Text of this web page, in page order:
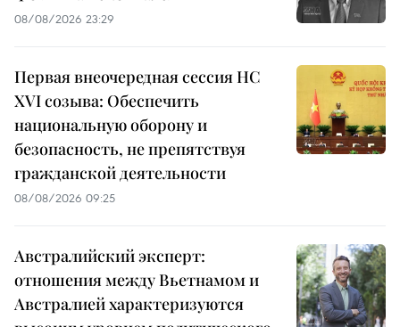
08/08/2026 23:29
Первая внеочередная сессия НС
XVI созыва: Обеспечить
национальную оборону и
безопасность, не препятствуя
гражданской деятельности
08/08/2026 09:25
Австралийский эксперт:
отношения между Вьетнамом и
Австралией характеризуются